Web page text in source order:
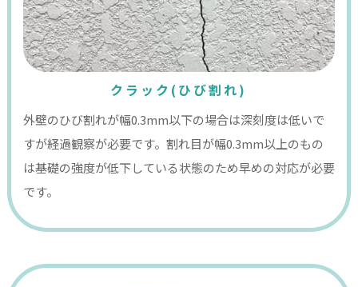
クラック(ひび割れ)
外壁のひび割れが幅0.3mm以下の場合は深刻度は低いで
すが経過観察が必要です。割れ目が幅0.3mm以上のもの
は基礎の強度が低下している状態のため早めの対応が必要
です。